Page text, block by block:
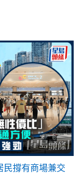
民撐有商場兼交